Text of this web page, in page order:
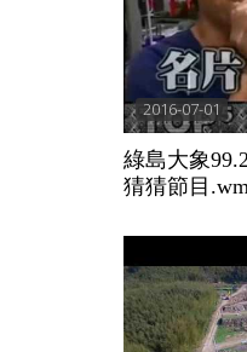
2016-07-01
綠島大象
猜猜節目